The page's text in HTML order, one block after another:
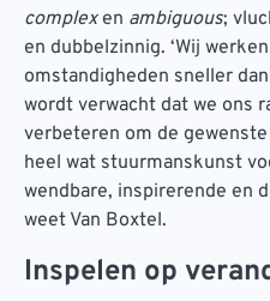
complexen ambiguous;
en dubbelzinnig. ‘Wij
omstandigheden sneller
wordt verwacht dat we ons
verbeteren om de
heel wat stuurmanskunst
wendbare, inspirerende en
weet Van Boxtel.
Inspelen op